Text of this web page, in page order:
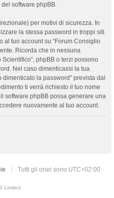
software phpBB.
per motivi di sicurezza. In
la stessa password in troppi siti.
al tuo account su “Forum Consiglio
Ricorda che in nessuna
phpBB o terzi possono
Nel caso dimenticassi la tua
la password” prevista dal
ti verrà richiesto il tuo nome
software phpBB possa generare una
nuovamente al tuo account.
Tutti gli orari sono UTC+02:00
Limited